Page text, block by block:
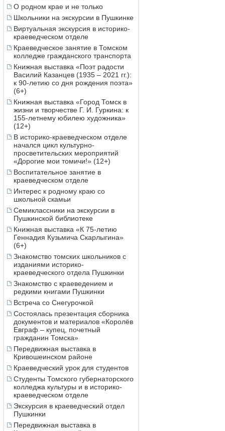
О родном крае и не только
Школьники на экскурсии в Пушкинке
Виртуальная экскурсия в историко-
краеведческом отделе
Краеведческое занятие в Томском
колледже гражданского транспорта
Книжная выставка «Поэт радости
Василий Казанцев (1935 – 2021 гг.):
к 90-летию со дня рождения поэта»
(6+)
Книжная выставка «Город Томск в
жизни и творчестве Г. И. Гуркина: к
155-летнему юбилею художника»
(12+)
В историко-краеведческом отделе
начался цикл культурно-
просветительских мероприятий
«Дорогие мои томичи!» (12+)
Воспитательное занятие в
краеведческом отделе
Интерес к родному краю со
школьной скамьи
Семиклассники на экскурсии в
Пушкинской библиотеке
Книжная выставка «К 75-летию
Геннадия Кузьмича Скарлыгина»
(6+)
Знакомство томских школьников с
изданиями историко-
краеведческого отдела Пушкинки
Знакомство с краеведением и
редкими книгами Пушкинки
Встреча со Снегурочкой
Состоялась презентация сборника
документов и материалов «Королёв
Евграф – купец, почетный
гражданин Томска»
Передвижная выставка в
Кривошеинском районе
Краеведческий урок для студентов
Студенты Томского губернаторского
колледжа культуры и в историко-
краеведческом отделе
Экскурсия в краеведческий отдел
Пушкинки
Передвижная выставка в